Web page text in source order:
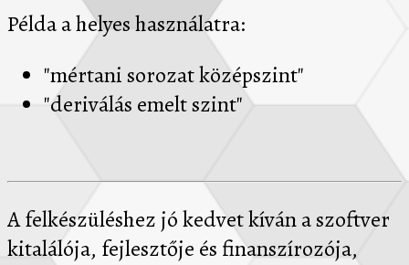
Példa a helyes használatra:
"mértani sorozat középszint"
"deriválás emelt szint"
A felkészüléshez jó kedvet kíván a szoftver
kitalálója, fejlesztője és finanszírozója,